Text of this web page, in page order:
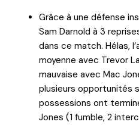
Grâce à une défense
Sam Darnold à 3
dans ce match. Hélas,
moyenne avec Trevor
mauvaise avec Mac
plusieurs opportunités
possessions ont
Jones (1 fumble, 2